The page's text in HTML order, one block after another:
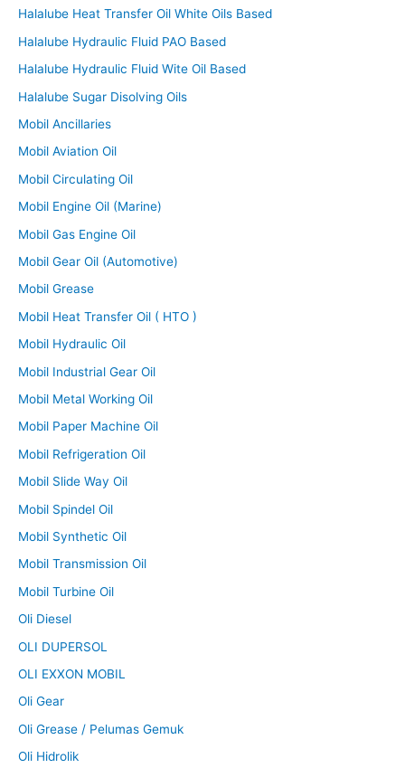
Halalube Heat Transfer Oil White Oils Based
Halalube Hydraulic Fluid PAO Based
Halalube Hydraulic Fluid Wite Oil Based
Halalube Sugar Disolving Oils
Mobil Ancillaries
Mobil Aviation Oil
Mobil Circulating Oil
Mobil Engine Oil (Marine)
Mobil Gas Engine Oil
Mobil Gear Oil (Automotive)
Mobil Grease
Mobil Heat Transfer Oil ( HTO )
Mobil Hydraulic Oil
Mobil Industrial Gear Oil
Mobil Metal Working Oil
Mobil Paper Machine Oil
Mobil Refrigeration Oil
Mobil Slide Way Oil
Mobil Spindel Oil
Mobil Synthetic Oil
Mobil Transmission Oil
Mobil Turbine Oil
Oli Diesel
OLI DUPERSOL
OLI EXXON MOBIL
Oli Gear
Oli Grease / Pelumas Gemuk
Oli Hidrolik